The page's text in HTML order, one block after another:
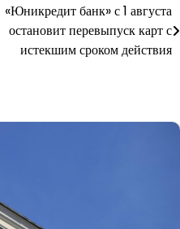
«Юникредит банк» с 1 августа
остановит перевыпуск карт с
истекшим сроком действия